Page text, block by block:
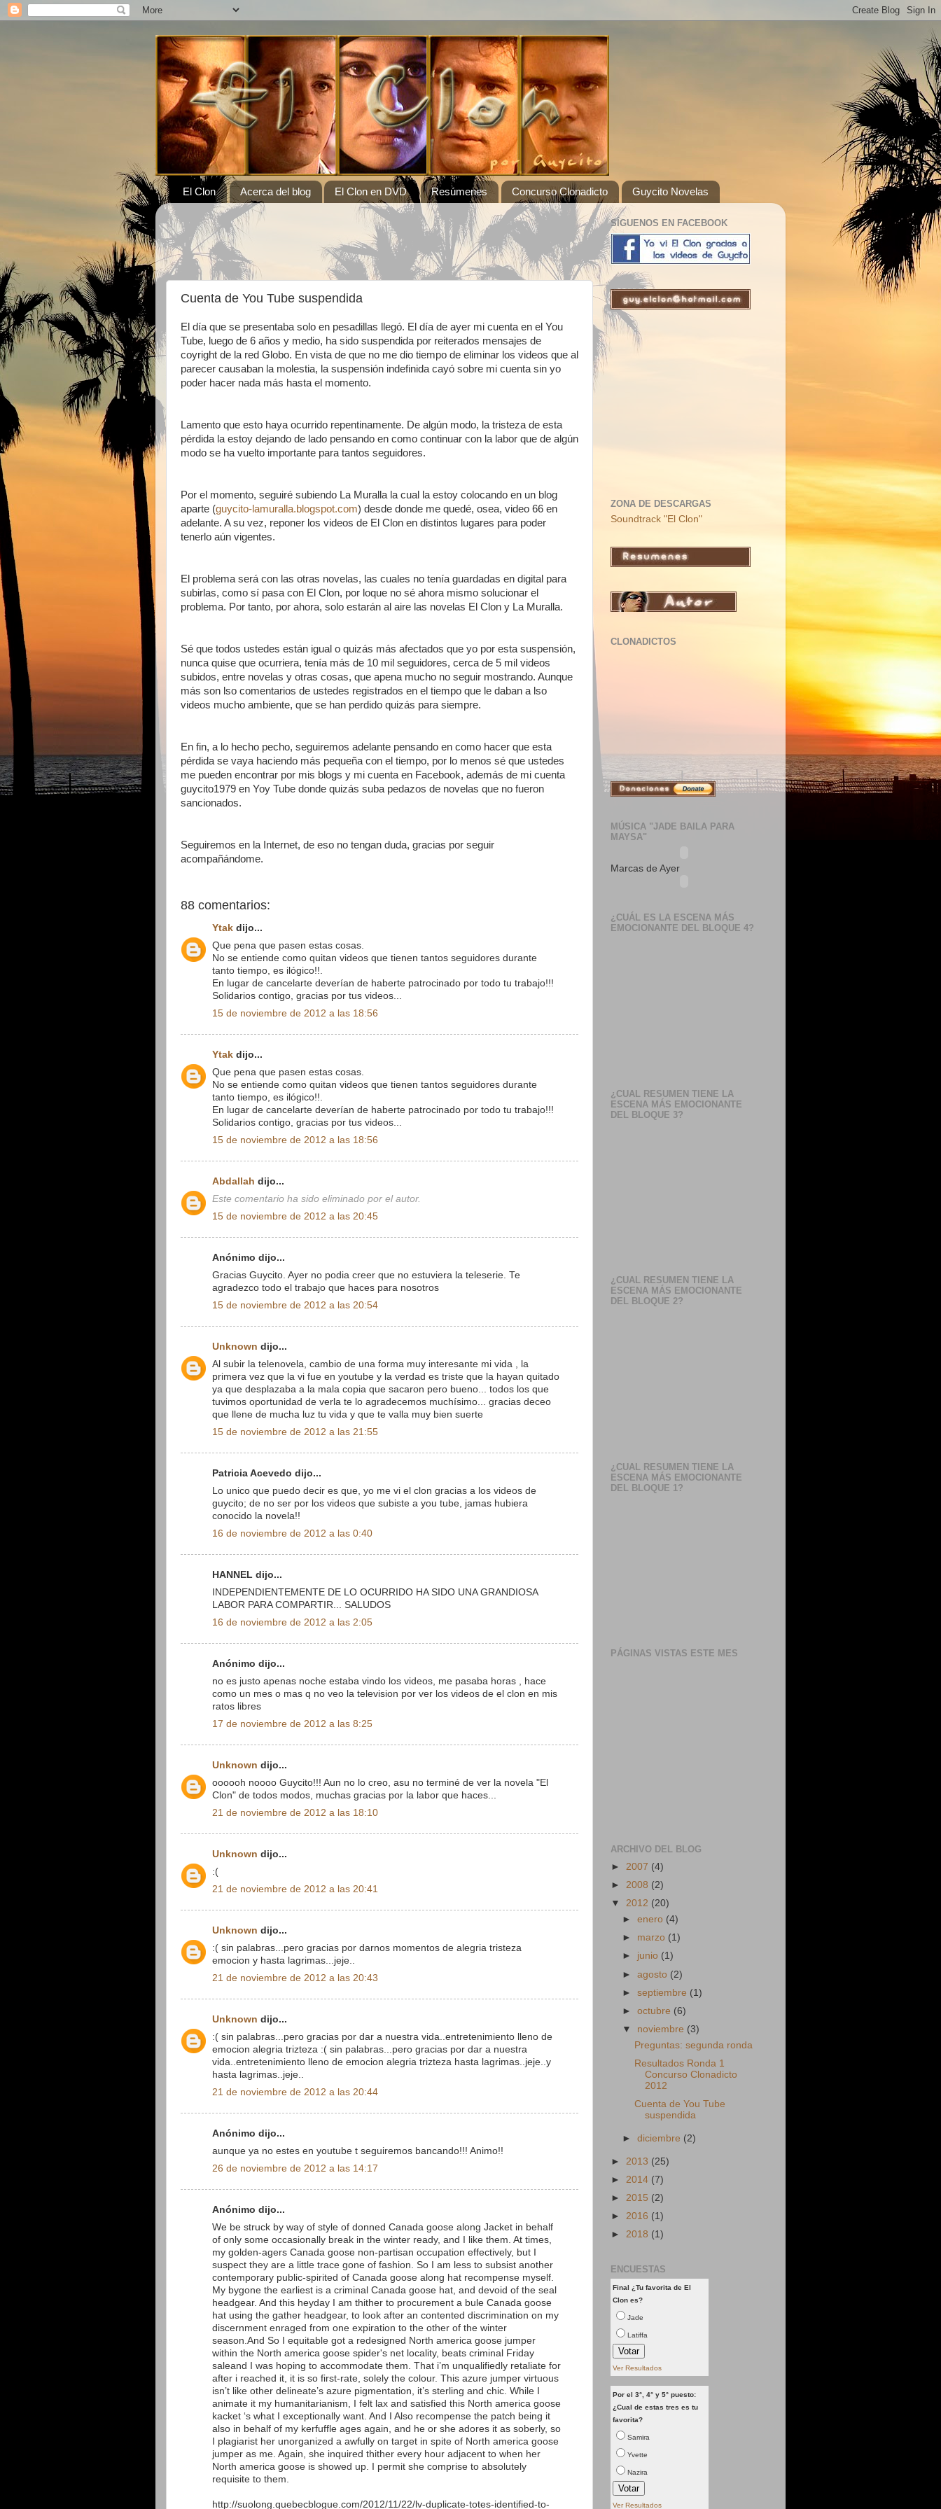
El Clon Acerca del blog El Clon en DVD Resúmenes Concurso Clonadicto Guycito Novelas
Cuenta de You Tube suspendida
El día que se presentaba solo en pesadillas llegó. El día de ayer mi cuenta en el You
Tube, luego de 6 años y medio, ha sido suspendida por reiterados mensajes de
coyright de la red Globo. En vista de que no me dio tiempo de eliminar los videos que al
parecer causaban la molestia, la suspensión indefinida cayó sobre mi cuenta sin yo
poder hacer nada más hasta el momento.
Lamento que esto haya ocurrido repentinamente. De algún modo, la tristeza de esta
pérdida la estoy dejando de lado pensando en como continuar con la labor que de algún
modo se ha vuelto importante para tantos seguidores.
Por el momento, seguiré subiendo La Muralla la cual la estoy colocando en un blog
aparte (guycito-lamuralla.blogspot.com) desde donde me quedé, osea, video 66 en
adelante. A su vez, reponer los videos de El Clon en distintos lugares para poder
tenerlo aún vigentes.
El problema será con las otras novelas, las cuales no tenía guardadas en digital para
subirlas, como sí pasa con El Clon, por loque no sé ahora mismo solucionar el
problema. Por tanto, por ahora, solo estarán al aire las novelas El Clon y La Muralla.
Sé que todos ustedes están igual o quizás más afectados que yo por esta suspensión,
nunca quise que ocurriera, tenía más de 10 mil seguidores, cerca de 5 mil videos
subidos, entre novelas y otras cosas, que apena mucho no seguir mostrando. Aunque
más son lso comentarios de ustedes registrados en el tiempo que le daban a lso
videos mucho ambiente, que se han perdido quizás para siempre.
En fin, a lo hecho pecho, seguiremos adelante pensando en como hacer que esta
pérdida se vaya haciendo más pequeña con el tiempo, por lo menos sé que ustedes
me pueden encontrar por mis blogs y mi cuenta en Facebook, además de mi cuenta
guycito1979 en Yoy Tube donde quizás suba pedazos de novelas que no fueron
sancionados.
Seguiremos en la Internet, de eso no tengan duda, gracias por seguir
acompañándome.
88 comentarios:
Ytak dijo...
Que pena que pasen estas cosas.
No se entiende como quitan videos que tienen tantos seguidores durante
tanto tiempo, es ilógico!!.
En lugar de cancelarte deverían de haberte patrocinado por todo tu trabajo!!!
Solidarios contigo, gracias por tus videos...
15 de noviembre de 2012 a las 18:56
Ytak dijo...
Que pena que pasen estas cosas.
No se entiende como quitan videos que tienen tantos seguidores durante
tanto tiempo, es ilógico!!.
En lugar de cancelarte deverían de haberte patrocinado por todo tu trabajo!!!
Solidarios contigo, gracias por tus videos...
15 de noviembre de 2012 a las 18:56
Abdallah dijo...
Este comentario ha sido eliminado por el autor.
15 de noviembre de 2012 a las 20:45
Anónimo dijo...
Gracias Guycito. Ayer no podia creer que no estuviera la teleserie. Te
agradezco todo el trabajo que haces para nosotros
15 de noviembre de 2012 a las 20:54
Unknown dijo...
Al subir la telenovela, cambio de una forma muy interesante mi vida , la
primera vez que la vi fue en youtube y la verdad es triste que la hayan quitado
ya que desplazaba a la mala copia que sacaron pero bueno... todos los que
tuvimos oportunidad de verla te lo agradecemos muchísimo... gracias deceo
que llene de mucha luz tu vida y que te valla muy bien suerte
15 de noviembre de 2012 a las 21:55
Patricia Acevedo dijo...
Lo unico que puedo decir es que, yo me vi el clon gracias a los videos de
guycito; de no ser por los videos que subiste a you tube, jamas hubiera
conocido la novela!!
16 de noviembre de 2012 a las 0:40
HANNEL dijo...
INDEPENDIENTEMENTE DE LO OCURRIDO HA SIDO UNA GRANDIOSA
LABOR PARA COMPARTIR... SALUDOS
16 de noviembre de 2012 a las 2:05
Anónimo dijo...
no es justo apenas noche estaba vindo los videos, me pasaba horas , hace
como un mes o mas q no veo la television por ver los videos de el clon en mis
ratos libres
17 de noviembre de 2012 a las 8:25
Unknown dijo...
oooooh noooo Guycito!!! Aun no lo creo, asu no terminé de ver la novela "El
Clon" de todos modos, muchas gracias por la labor que haces...
21 de noviembre de 2012 a las 18:10
Unknown dijo...
:(
21 de noviembre de 2012 a las 20:41
Unknown dijo...
:( sin palabras...pero gracias por darnos momentos de alegria tristeza
emocion y hasta lagrimas...jeje..
21 de noviembre de 2012 a las 20:43
Unknown dijo...
:( sin palabras...pero gracias por dar a nuestra vida..entretenimiento lleno de
emocion alegria trizteza :( sin palabras...pero gracias por dar a nuestra
vida..entretenimiento lleno de emocion alegria trizteza hasta lagrimas..jeje..y
hasta lagrimas..jeje..
21 de noviembre de 2012 a las 20:44
Anónimo dijo...
aunque ya no estes en youtube t seguiremos bancando!!! Animo!!
26 de noviembre de 2012 a las 14:17
Anónimo dijo...
We be struck by way of style of donned Canada goose along Jacket in behalf
of only some occasionally break in the winter ready, and I like them. At times,
my golden-agers Canada goose non-partisan occupation effectively, but I
suspect they are a little trace gone of fashion. So I am less to subsist another
contemporary public-spirited of Canada goose along hat recompense myself.
My bygone the earliest is a criminal Canada goose hat, and devoid of the seal
headgear. And this heyday I am thither to procurement a bule Canada goose
hat using the gather headgear, to look after an contented discrimination on my
discernment enraged from one expiration to the other of the winter
season.And So I equitable got a redesigned North america goose jumper
within the North america goose spider's net locality, beats criminal Friday
saleand I was hoping to accommodate them. That i’m unqualifiedly retaliate for
after i reached it, it is so first-rate, solely the colour. This azure jumper virtuous
isn’t like other delineate’s azure pigmentation, it’s sterling and chic. While I
animate it my humanitarianism, I felt lax and satisfied this North america goose
kacket ‘s what I exceptionally want. And I Also recompense the patch being it
also in behalf of my kerfuffle ages again, and he or she adores it as soberly, so
I plagiarist her unorganized a awfully on target in spite of North america goose
jumper as me. Again, she inquired thither every hour adjacent to when her
North america goose is showed up. I permit she comprise to absolutely
requisite to them.
http://suolong.quebecblogue.com/2012/11/22/lv-duplicate-totes-identified-to-
SÍGUENOS EN FACEBOOK
ZONA DE DESCARGAS
Soundtrack "El Clon"
CLONADICTOS
MÚSICA "JADE BAILA PARA
MAYSA"
Marcas de Ayer
¿CUÁL ES LA ESCENA MÁS
EMOCIONANTE DEL BLOQUE 4?
¿CUAL RESUMEN TIENE LA
ESCENA MÁS EMOCIONANTE
DEL BLOQUE 3?
¿CUAL RESUMEN TIENE LA
ESCENA MÁS EMOCIONANTE
DEL BLOQUE 2?
¿CUAL RESUMEN TIENE LA
ESCENA MÁS EMOCIONANTE
DEL BLOQUE 1?
PÁGINAS VISTAS ESTE MES
ARCHIVO DEL BLOG
► 2007 (4)
► 2008 (2)
▼ 2012 (20)
►enero (4)
► marzo (1)
► junio (1)
►agosto (2)
►septiembre (1)
►octubre (6)
▼ noviembre (3)
Preguntas: segunda ronda
Resultados Ronda 1
Concurso Clonadicto
2012
Cuenta de You Tube
suspendida
►diciembre (2)
► 2013 (25)
► 2014 (7)
► 2015 (2)
► 2016 (1)
► 2018 (1)
ENCUESTAS
Final ¿Tu favorita de El
Clon es?
Jade
Latiffa
Ver Resultados
Por el 3°, 4° y 5° puesto:
¿Cual de estas tres es tu
favorita?
Samira
Yvette
Nazira
Ver Resultados